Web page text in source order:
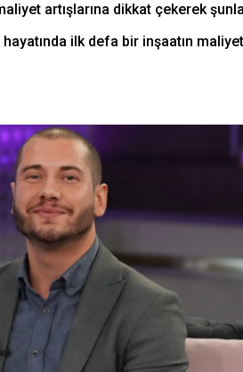
artışlarına dikkat çekerek
hayatında ilk defa bir inşaatın